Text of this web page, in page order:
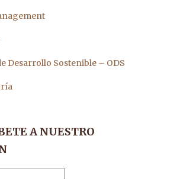
Desarrollo Sostenible – ODS
A NUESTRO